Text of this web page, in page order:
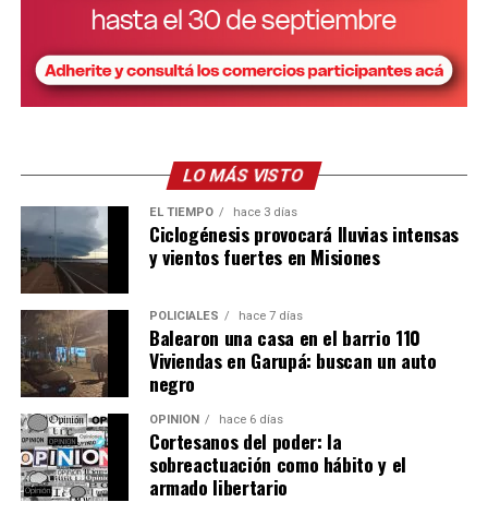
Ver esta publicación en Instagram
LO MÁS VISTO
EL TIEMPO hace 3 días
Ciclogénesis provocará lluvias intensas
y vientos fuertes en Misiones
POLICIALES hace 7 días
Balearon una casa en el barrio 110
Viviendas en Garupá: buscan un auto
negro
OPINIÓN hace 6 días
Cortesanos del poder: la
sobreactuación como hábito y el
armado libertario